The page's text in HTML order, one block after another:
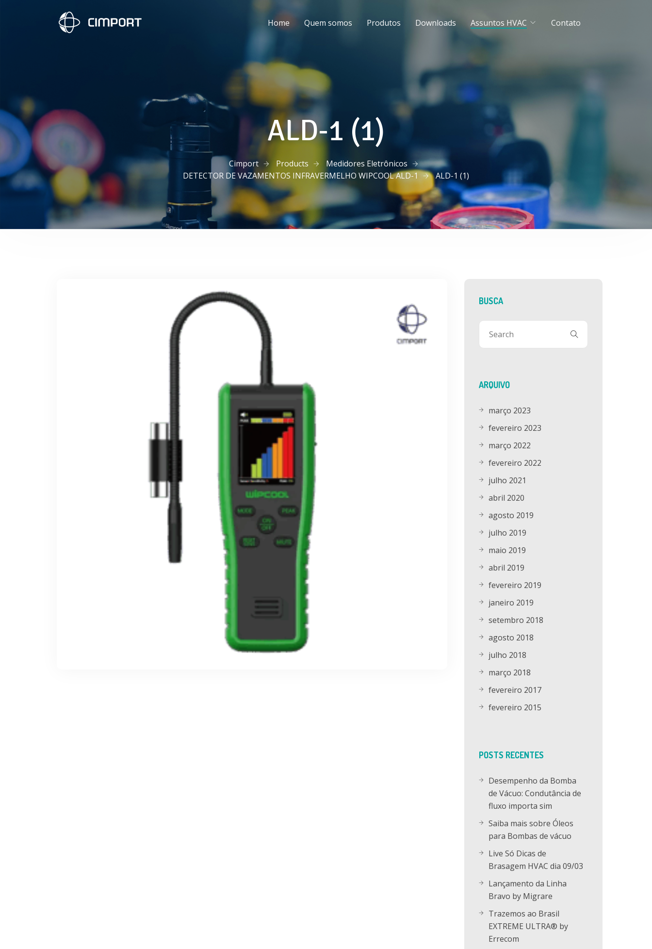
Home Quem somos Produtos Downloads Assuntos HVAC Contato
ALD-1 (1)
Cimport Products
Medidores Eletrônicos
DETECTOR DE VAZAMENTOS INFRAVERMELHO WIPCOOL ALD-1
ALD-1 (1)
BUSCA
ARQUIVO
março 2023
fevereiro 2023
março 2022
fevereiro 2022
julho 2021
abril 2020
agosto 2019
julho 2019
maio 2019
abril 2019
fevereiro 2019
janeiro 2019
setembro 2018
agosto 2018
julho 2018
março 2018
fevereiro 2017
fevereiro 2015
POSTS RECENTES
Desempenho da Bomba
de Vácuo: Condutância de
fluxo importa sim
Saiba mais sobre Óleos
para Bombas de vácuo
Live Só Dicas de
Brasagem HVAC dia 09/03
Lançamento da Linha
Bravo by Migrare
Trazemos ao Brasil
EXTREME ULTRA® by
Errecom